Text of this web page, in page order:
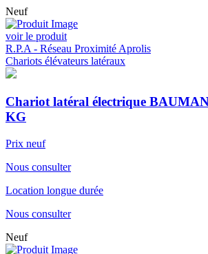
Neuf
voir le produit
R.P.A - Réseau Proximité Aprolis
Chariots élévateurs latéraux
Chariot latéral électrique
KG
Prix neuf
Nous consulter
Location longue durée
Nous consulter
Neuf